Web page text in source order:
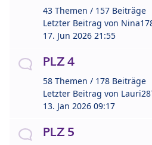
43 Themen / 157 Beiträge
Letzter Beitrag von
17. Jun 2026 21:55
PLZ 4
58 Themen / 178 Beiträge
Letzter Beitrag von
13. Jan 2026 09:17
PLZ 5